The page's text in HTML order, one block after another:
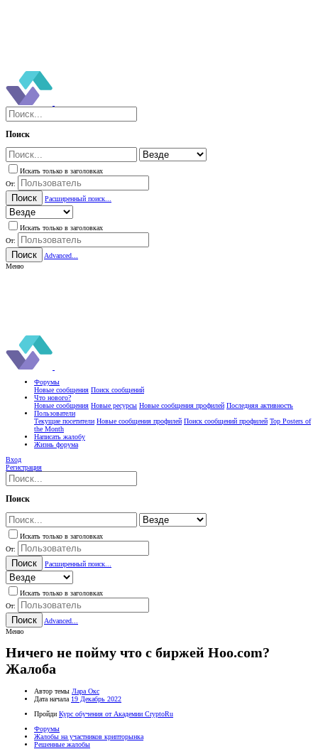
Поиск
Искать только в заголовках
От:
Поиск Расширенный поиск...
Искать только в заголовках
От:
Поиск
Advanced...
Меню
Форумы
Новые сообщения Поиск сообщений
Что нового?
Новые сообщения Новые ресурсы Новые сообщения профилей Последняя активность
Пользователи
Текущие посетители Новые сообщения профилей Поиск сообщений профилей Top Posters of
the Month
Написать жалобу
Жизнь форума
Вход
Регистрация
Поиск
Искать только в заголовках
От:
Поиск Расширенный поиск...
Искать только в заголовках
От:
Поиск
Advanced...
Меню
Ничего не пойму что с биржей Hoo.com?
Жалоба
Автор темы Лара Окс
Дата начала 19 Декабрь 2022
Пройди Курс обучения от Академии CryptoRu
Форумы
Жалобы на участников крипторынка
Решенные жалобы